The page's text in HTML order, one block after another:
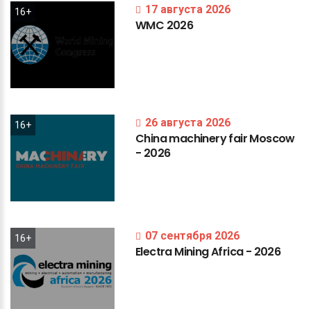
16+ 17 августа 2026
WMC 2026
16+ 26 августа 2026
ChinamachineryfairMoscow
- 2026
16+ 07 сентября 2026
ElectraMiningAfrica- 2026